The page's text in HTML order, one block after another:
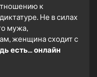
к
Не в силах
мужа,
женщина сходит с
есть... онлайн